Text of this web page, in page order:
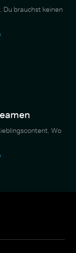
Du brauchst keinen
Wo